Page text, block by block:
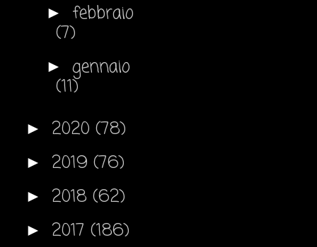
► febbraio
(7)
► gennaio
(11)
► 2020 (78)
► 2019 (76)
► 2018 (62)
► 2017 (186)